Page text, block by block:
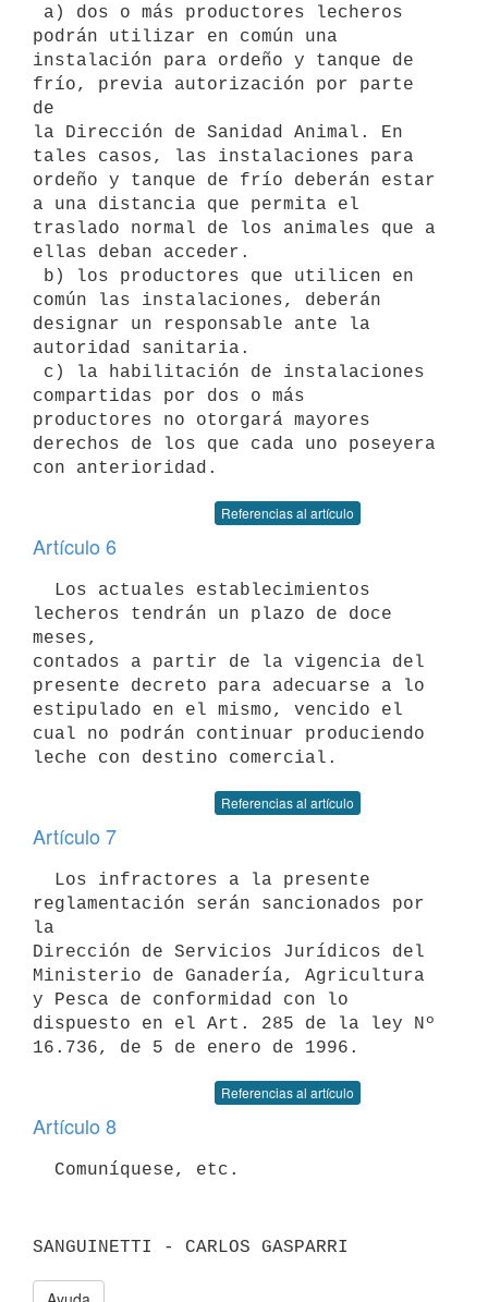
podrán utilizar en común una
instalación para ordeño y tanque de
frío, previa autorización por parte
de
la Dirección de Sanidad Animal. En
tales casos, las instalaciones para
ordeño y tanque de frío deberán estar
a una distancia que permita el
traslado normal de los animales que a
ellas deban acceder.
común las instalaciones, deberán
designar un responsable ante la
autoridad sanitaria.
compartidas por dos o más
productores no otorgará mayores
derechos de los que cada uno poseyera
Referencias al artículo
Artículo 6
lecheros tendrán un plazo de doce
meses,
contados a partir de la vigencia del
presente decreto para adecuarse a lo
estipulado en el mismo, vencido el
cual no podrán continuar produciendo
Referencias al artículo
Artículo 7
reglamentación serán sancionados por
la
Dirección de Servicios Jurídicos del
Ministerio de Ganadería, Agricultura
y Pesca de conformidad con lo
dispuesto en el Art. 285 de la ley Nº
Referencias al artículo
Artículo 8